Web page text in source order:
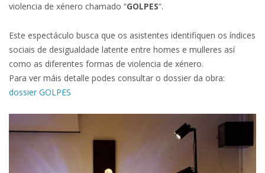
violencia de xénero chamado “GOLPES“.
Este espectáculo busca que os asistentes identifiquen os índices
sociais de desigualdade latente entre homes e mulleres así
como as diferentes formas de violencia de xénero.
Para ver máis detalle podes consultar o dossier da obra:
dossier GOLPES